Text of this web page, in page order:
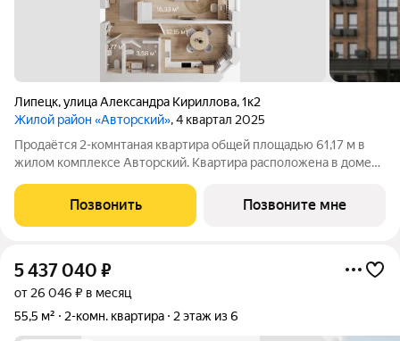
Липецк,улица Александра Кириллова,1к2
Жилой район «Авторский», 4 квартал 2025
Продаётся 2-комнтаная квартира общей площадью 61,17 м в
жилом комплексе Авторский. Квартира расположена в доме
спокойствия. Жилая площадь 32,3 м оптимальная и
рациональная. В квартире 2
Позвонить Позвоните мне
5 437 040 ₽
от 26 046 ₽ в месяц
55,5 м²
2-комн. квартира 2 этаж из 6